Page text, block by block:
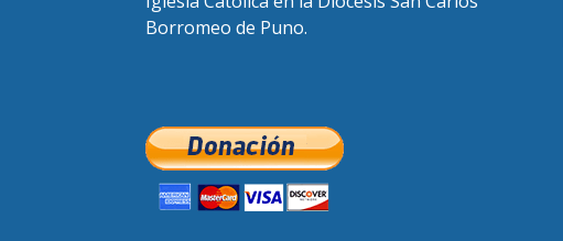
Borromeo de Puno.